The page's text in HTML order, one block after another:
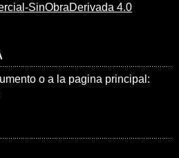
SinObraDerivada 4.0
o a la pagina principal: